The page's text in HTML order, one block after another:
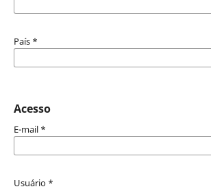
País *
Acesso
E-mail *
Usuário *